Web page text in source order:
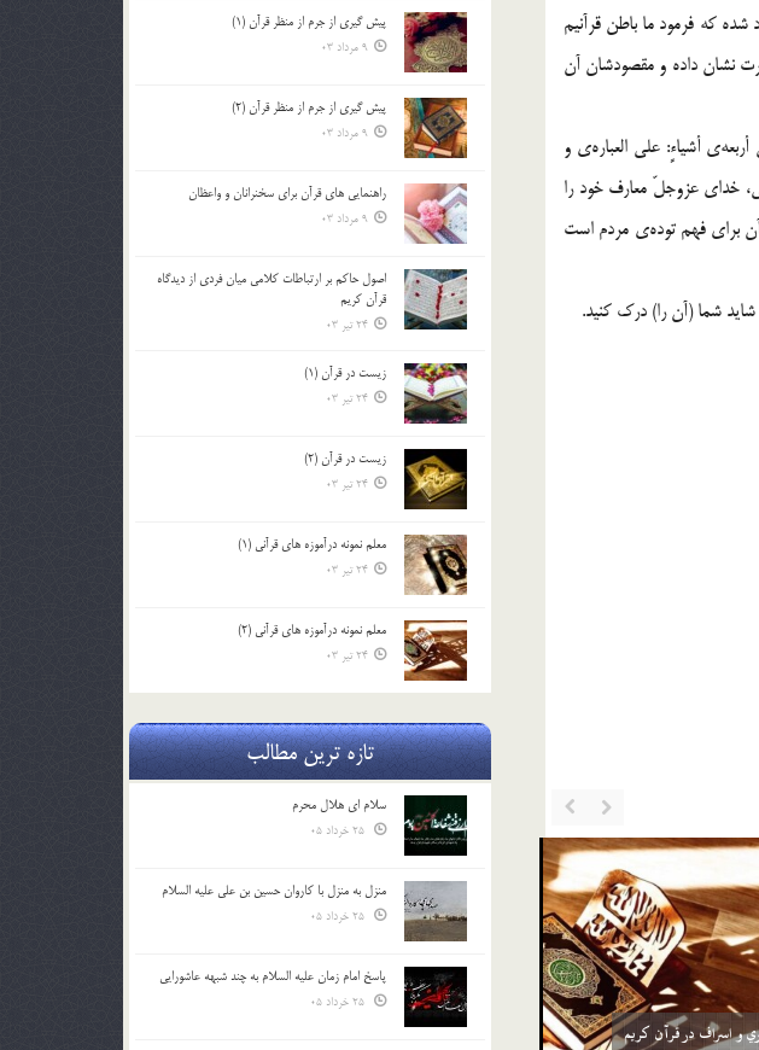
ـ روايتي وارد شده كه فرمود ما باطن قرآنيم
باطن قرآن است كه آن حضرت نشان داده و مقصودشان آن
أشياءٍ: علي العباره‌ي و
فالعباره‌ي للعوام و الإشاره‌ي للخواص و اللطائف للأولياء و الحقائق للانبياء»[8] يعني، خداي عزوجلّ معارف خود را
براي فهم توده‌ي مردم است
پيش گيري از جرم از منظر قرآن (1)
9 مرداد 03
پيش گيري از جرم از منظر قرآن (2)
9 مرداد 03
راهنمایی های قرآن برای سخنرانان و واعظان
9 مرداد 03
اصول حاكم بر ارتباطات كلامى ميان فردى از ديدگاه
قرآن كريم
24 تیر 03
زیست در قرآن (1)
24 تیر 03
زیست در قرآن (2)
24 تیر 03
معلم نمونه درآموزه هاي قرآني (1)
24 تیر 03
معلم نمونه درآموزه هاي قرآني (2)
24 تیر 03
تازه ترین مطالب
سلام ای هلال محرم
منزل به منزل با کاروان حسین بن علی علیه السلام
پاسخ امام زمان علیه السلام به چند شبهه عاشورایی